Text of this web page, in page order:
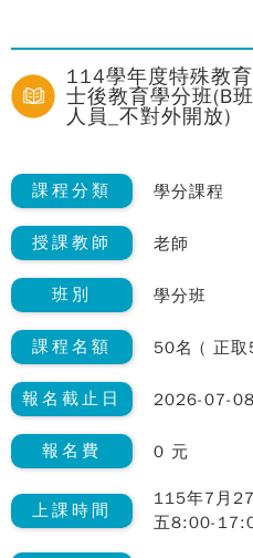
114學年度特殊教
士後教育學分班(B
人員_不對外開放)
課程分類 學分課程
授課教師 老師
班別 學分班
課程名額 50名 ( 正取
報名截止日 2026-07-
報名費 0 元
上課時間
115年7月
五8:00-